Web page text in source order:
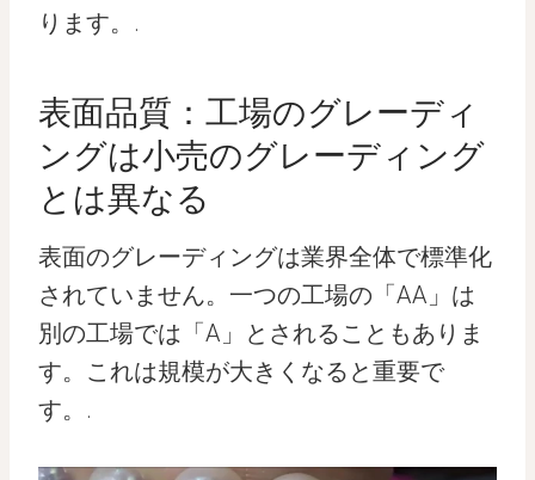
ります。.
表面品質：工場のグレーディ
ングは小売のグレーディング
とは異なる
表面のグレーディングは業界全体で標準化
されていません。一つの工場の「AA」は
別の工場では「A」とされることもありま
す。これは規模が大きくなると重要で
す。.